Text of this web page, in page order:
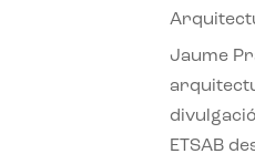
Jaume
ETSAB